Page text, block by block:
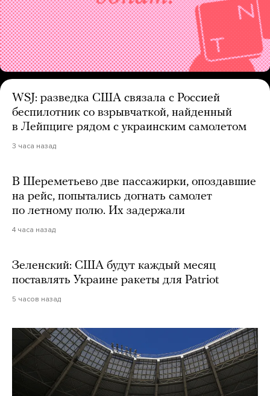
WSJ: разведка США связала с Россией
беспилотник со взрывчаткой, найденный
в Лейпциге рядом с украинским самолетом
3 часа назад
В Шереметьево две пассажирки, опоздавшие
на рейс, попытались догнать самолет
по летному полю. Их задержали
4 часа назад
Зеленский: США будут каждый месяц
поставлять Украине ракеты для Patriot
5 часов назад